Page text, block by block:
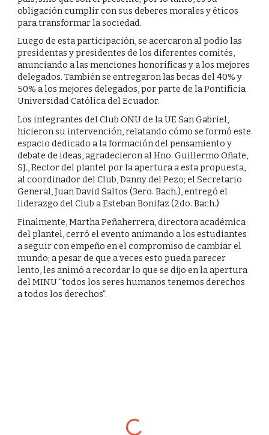
obligación cumplir con sus deberes morales y éticos
para transformar la sociedad.
Luego de esta participación, se acercaron al podio las
presidentas y presidentes de los diferentes comités,
anunciando a las menciones honoríficas y a los mejores
delegados. También se entregaron las becas del 40% y
50% a los mejores delegados, por parte de la Pontificia
Universidad Católica del Ecuador.
Los integrantes del Club ONU de la UE San Gabriel,
hicieron su intervención, relatando cómo se formó este
espacio dedicado a la formación del pensamiento y
debate de ideas, agradecieron al Hno. Guillermo Oñate,
SJ., Rector del plantel por la apertura a esta propuesta,
al coordinador del Club, Danny del Pezo; el Secretario
General, Juan David Saltos (3ero. Bach.), entregó el
liderazgo del Club a Esteban Bonifaz (2do. Bach.)
Finalmente, Martha Peñaherrera, directora académica
del plantel, cerró el evento animando a los estudiantes
a seguir con empeño en el compromiso de cambiar el
mundo; a pesar de que a veces esto pueda parecer
lento, les animó a recordar lo que se dijo en la apertura
del MINU “todos los seres humanos tenemos derechos
a todos los derechos”.